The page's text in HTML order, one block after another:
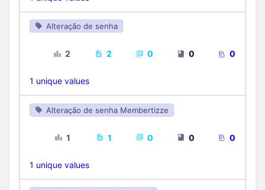
Alteração de senha
2 2 0 0 0
1 unique values
Alteração de senha Membertizze
1 1 0 0 0
1 unique values